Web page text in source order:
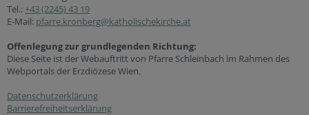
Tel.: +43 (2245) 43 19
E-Mail: pfarre.kronberg@katholischekirche.at
Offenlegung zur grundlegenden Richtung:
Diese Seite ist der Webauftritt von Pfarre Schleinbach im Rahmen des
Webportals der Erzdiözese Wien.
Datenschutzerklärung
Barrierefreiheitserklärung